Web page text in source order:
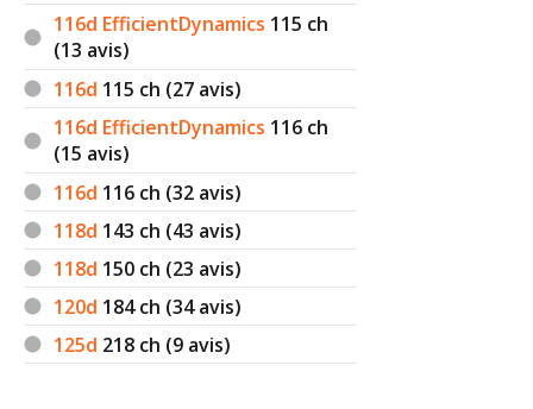
116d EfficientDynamics 115 ch
(13 avis)
116d 115 ch (27 avis)
116d EfficientDynamics 116 ch
(15 avis)
116d 116 ch (32 avis)
118d 143 ch (43 avis)
118d 150 ch (23 avis)
120d 184ch (34 avis)
125d 218 ch (9 avis)